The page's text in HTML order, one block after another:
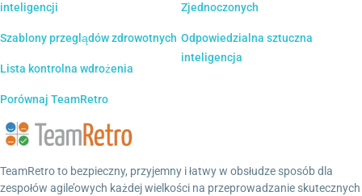
inteligencji
Szablony przeglądów zdrowotnych
Lista kontrolna wdrożenia
Porównaj TeamRetro
Zjednoczonych
Odpowiedzialna sztuczna
inteligencja
TeamRetro to bezpieczny, przyjemny i łatwy w obsłudze sposób dla
zespołów agile’owych każdej wielkości na przeprowadzanie skutecznych